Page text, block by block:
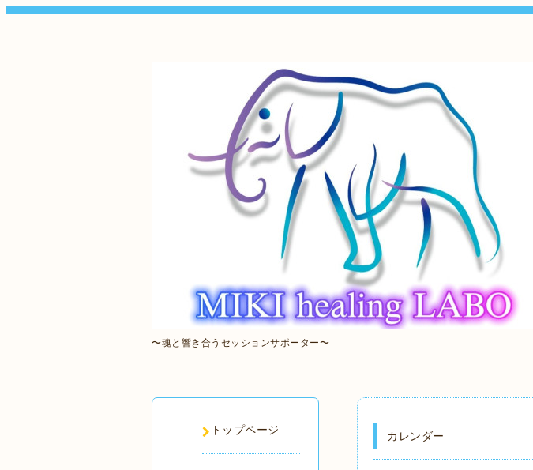
〜魂と響き合うセッションサポーター〜
カレンダー
トップページ